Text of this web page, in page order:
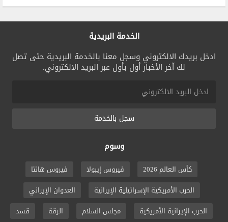
الخدمة البريدية
ادخل بريدك الالكتروني وسجل معنا بالخدمة البريدية حتى تصل
لك آخر الأخبار أول بأول عبر البريد الالكتروني.
سجل بالخدمة
وسوم
كأس العالم 2026 فيروس إيبولا
فيروس هانتا
الحرب الأمريكية الإسرائيلية الإيرانية
العدوان الإيراني
الحرب الإيرانية الأمريكية
مجلس السلام الرقة
قسد